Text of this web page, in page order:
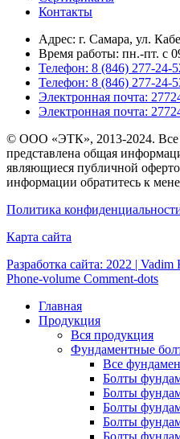
Контакты
Адрес: г. Самара, ул.
Время работы: пн.-пт. с
Телефон: 8 (846) 277-24-
Телефон: 8 (846) 277-24-
Электронная почта:
Электронная почта:
© ООО «ЭТК», 2013-2024. Все
представлена общая
являющиеся публичной
информации обратитесь к
Политика
Карта сайта
Разработка сайта: 2022 |
Phone-volume Comment-dots
Главная
Продукция
Вся продукция
Фундаментные
Все
Болты
Болты
Болты
Болты
Болты